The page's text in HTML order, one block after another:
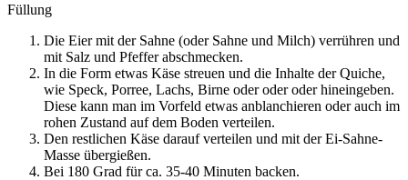
Füllung
Die Eier mit der Sahne (oder Sahne und Milch) verrühren und
mit Salz und Pfeffer abschmecken.
In die Form etwas Käse streuen und die Inhalte der Quiche,
wie Speck, Porree, Lachs, Birne oder oder oder hineingeben.
Diese kann man im Vorfeld etwas anblanchieren oder auch im
rohen Zustand auf dem Boden verteilen.
Den restlichen Käse darauf verteilen und mit der Ei-Sahne-
Masse übergießen.
Bei 180 Grad für ca. 35-40 Minuten backen.